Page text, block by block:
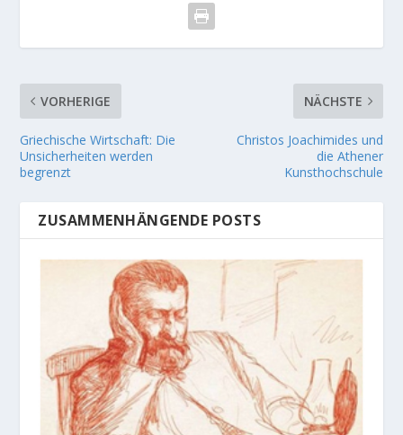
VORHERIGE
Griechische Wirtschaft: Die
Unsicherheiten werden
begrenzt
NÄCHSTE
Christos Joachimides und
die Athener
Kunsthochschule
ZUSAMMENHÄNGENDE POSTS